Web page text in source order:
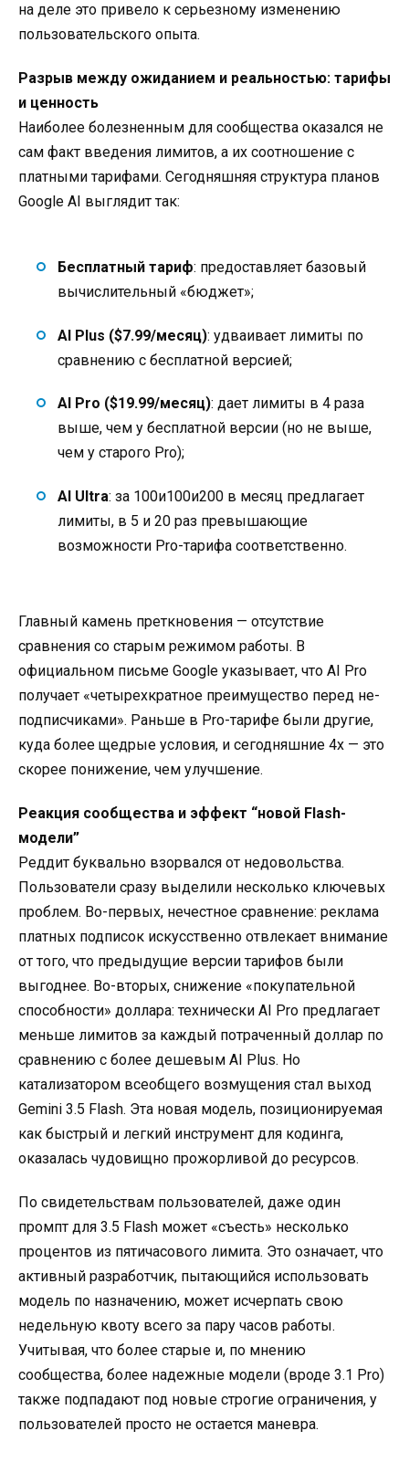
на деле это привело к серьезному изменению
пользовательского опыта.
Разрыв между ожиданием и реальностью: тарифы
и ценность
Наиболее болезненным для сообщества оказался не
сам факт введения лимитов, а их соотношение с
платными тарифами. Сегодняшняя структура планов
Google AI выглядит так:
Бесплатный тариф: предоставляет базовый
вычислительный «бюджет»;
AI Plus ($7.99/месяц): удваивает лимиты по
сравнению с бесплатной версией;
AI Pro ($19.99/месяц): дает лимиты в 4 раза
выше, чем у бесплатной версии (но не выше,
чем у старого Pro);
AI Ultra: за 100и100и200 в месяц предлагает
лимиты, в 5 и 20 раз превышающие
возможности Pro-тарифа соответственно.
Главный камень преткновения — отсутствие
сравнения со старым режимом работы. В
официальном письме Google указывает, что AI Pro
получает «четырехкратное преимущество перед не-
подписчиками». Раньше в Pro-тарифе были другие,
куда более щедрые условия, и сегодняшние 4x — это
скорее понижение, чем улучшение.
Реакция сообщества и эффект “новой Flash-
модели”
Реддит буквально взорвался от недовольства.
Пользователи сразу выделили несколько ключевых
проблем. Во-первых, нечестное сравнение: реклама
платных подписок искусственно отвлекает внимание
от того, что предыдущие версии тарифов были
выгоднее. Во-вторых, снижение «покупательной
способности» доллара: технически AI Pro предлагает
меньше лимитов за каждый потраченный доллар по
сравнению с более дешевым AI Plus. Но
катализатором всеобщего возмущения стал выход
Gemini 3.5 Flash. Эта новая модель, позиционируемая
как быстрый и легкий инструмент для кодинга,
оказалась чудовищно прожорливой до ресурсов.
По свидетельствам пользователей, даже один
промпт для 3.5 Flash может «съесть» несколько
процентов из пятичасового лимита. Это означает, что
активный разработчик, пытающийся использовать
модель по назначению, может исчерпать свою
недельную квоту всего за пару часов работы.
Учитывая, что более старые и, по мнению
сообщества, более надежные модели (вроде 3.1 Pro)
также подпадают под новые строгие ограничения, у
пользователей просто не остается маневра.